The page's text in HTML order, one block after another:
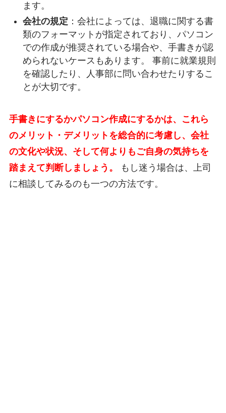
ます。
会社の規定 ：会社によっては、退職に関する書
類のフォーマットが指定されており、パソコン
での作成が推奨されている場合や、手書きが認
められないケースもあります。 事前に就業規則
を確認したり、人事部に問い合わせたりするこ
とが大切です。
手書きにするかパソコン作成にするかは、これら
のメリット・デメリットを総合的に考慮し、会社
の文化や状況、そして何よりもご自身の気持ちを
踏まえて判断しましょう。
もし迷う場合は、上司
に相談してみるのも一つの方法です。